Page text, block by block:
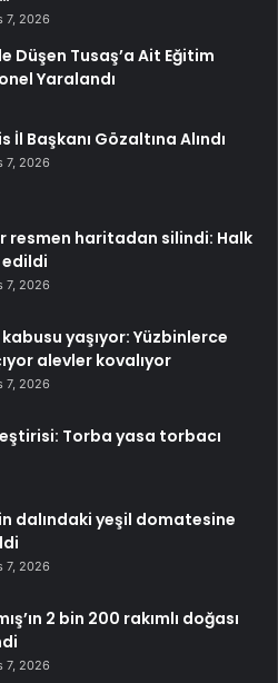
7, 2026
Düşen Tusaş’a Ait Eğitim
Yaralandı
İl Başkanı Gözaltına Alındı
7, 2026
resmen haritadan silindi: Halk
7, 2026
yaşıyor: Yüzbinlerce
alevler kovalıyor
7, 2026
Torba yasa torbacı
dalındaki yeşil domatesine
7, 2026
2 bin 200 rakımlı doğası
7, 2026